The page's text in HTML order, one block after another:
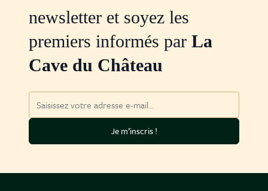
newsletter et soyez les
premiers informés par La
Cave du Château
Je m’inscris !